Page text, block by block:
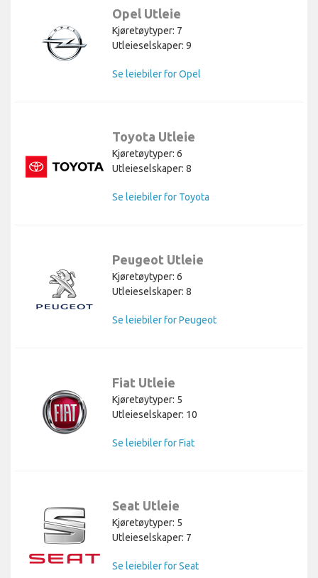
Opel Utleie
Kjøretøytyper: 7
Utleieselskaper: 9
Se leiebiler for Opel
Toyota Utleie
Kjøretøytyper: 6
Utleieselskaper: 8
Se leiebiler for Toyota
Peugeot Utleie
Kjøretøytyper: 6
Utleieselskaper: 8
Se leiebiler for Peugeot
Fiat Utleie
Kjøretøytyper: 5
Utleieselskaper: 10
Se leiebiler for Fiat
Seat Utleie
Kjøretøytyper: 5
Utleieselskaper: 7
Se leiebiler for Seat